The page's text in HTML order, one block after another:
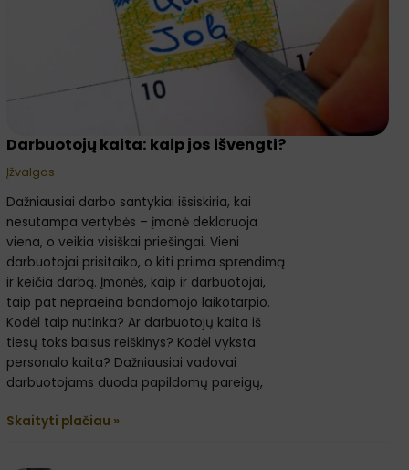
Darbuotojų kaita: kaip jos išvengti?
Įžvalgos
Dažniausiai darbo santykiai išsiskiria, kai
nesutampa vertybės – įmonė deklaruoja
viena, o veikia visiškai priešingai. Vieni
darbuotojai prisitaiko, o kiti priima sprendimą
ir keičia darbą. Įmonės, kaip ir darbuotojai,
taip pat nepraeina bandomojo laikotarpio.
Kodėl taip nutinka? Ar darbuotojų kaita iš
tiesų toks baisus reiškinys? Kodėl vyksta
personalo kaita? Dažniausiai vadovai
darbuotojams duoda papildomų pareigų,
Skaityti plačiau »